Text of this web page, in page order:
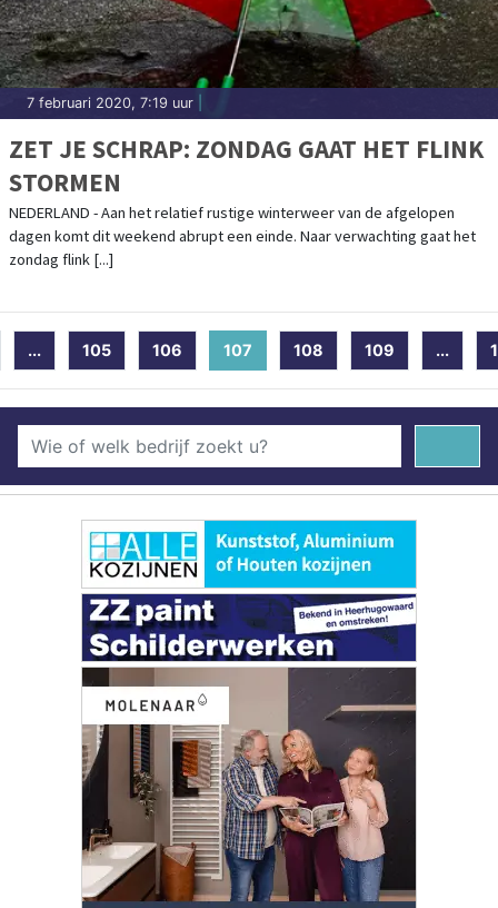
7 februari 2020, 7:19 uur
ZET JE SCHRAP: ZONDAG GAAT HET FLINK
STORMEN
NEDERLAND - Aan het relatief rustige winterweer van de afgelopen
dagen komt dit weekend abrupt een einde. Naar verwachting gaat het
zondag flink [...]
... 105 106 107 (current)
108 109 ...